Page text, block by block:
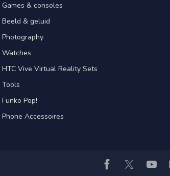
Games & consoles
Beeld & geluid
Photography
Watches
HTC Vive Virtual Reality Sets
Tools
Funko Pop!
Phone Accessoires